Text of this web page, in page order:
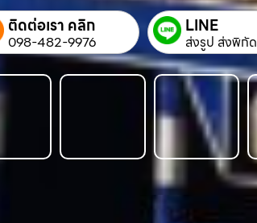
ติดต่อเรา คลิก
098-482-9976
LINE
ส่งรูป ส่งพิกัด